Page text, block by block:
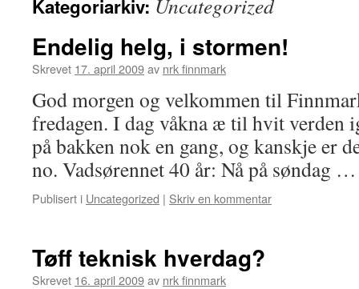
Kategoriarkiv: Uncategorized
Endelig helg, i stormen!
Skrevet 17. april 2009av nrk finnmark
God morgen og velkommen til
fredagen. I dag våkna æ til hvit verden
på bakken nok en gang, og kanskje er
no. Vadsørennet 40 år: Nå på søndag
Publisert i Uncategorized | Skriv en kommentar
Tøff teknisk hverdag?
Skrevet 16. april 2009av nrk finnmark